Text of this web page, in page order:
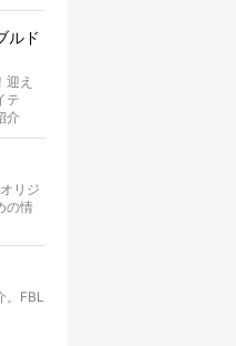
ルド
迎え
テ
介
リジ
の情
。FBL